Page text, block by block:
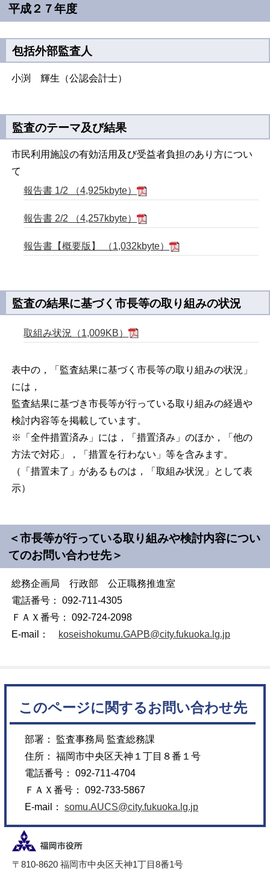
平成２７年度
包括外部監査人
小渕 輝生（公認会計士）
監査のテーマ及び結果
市民利用施設の有効活用及び受益者負担のあり方につい
て
報告書 1/2 （4,925kbyte）
報告書 2/2 （4,257kbyte）
報告書【概要版】 （1,032kbyte）
監査の結果に基づく市長等の取り組みの状況
取組み状況（1,009KB）
表中の，「監査結果に基づく市長等の取り組みの状況」
には，
監査結果に基づき市長等が行っている取り組みの経過や
検討内容等を掲載しています。
※「全件措置済み」には，「措置済み」のほか，「他の
方法で対応」，「措置を行わない」等を含みます。
（「措置未了」があるものは，「取組み状況」として表
示）
＜市長等が行っている取り組みや検討内容につい
てのお問い合わせ先＞
総務企画局 行政部 公正職務推進室
電話番号： 092-711-4305
ＦＡＸ番号： 092-724-2098
E-mail：
koseishokumu.GAPB@city.fukuoka.lg.jp
このページに関するお問い合わせ先
部署： 監査事務局 監査総務課
住所： 福岡市中央区天神１丁目８番１号
電話番号： 092-711-4704
ＦＡＸ番号： 092-733-5867
E-mail：somu.AUCS@city.fukuoka.lg.jp
〒810-8620 福岡市中央区天神1丁目8番1号